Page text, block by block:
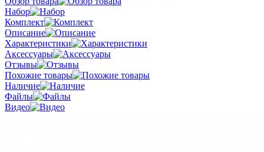
Набор
Комплект
Описание
Характеристики
Аксессуары
Отзывы
Похожие товары
Наличие
Файлы
Видео